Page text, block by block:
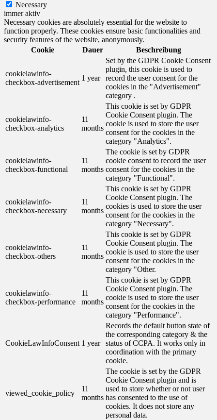
Necessary
immer aktiv
Necessary cookies are absolutely essential for the website to
function properly. These cookies ensure basic functionalities and
security features of the website, anonymously.
Cookie
Dauer Beschreibung
cookielawinfo-
checkbox-advertisement
1 year
Set by the GDPR Cookie Consent
plugin, this cookie is used to
record the user consent for the
cookies in the "Advertisement"
category .
cookielawinfo-
checkbox-analytics
11
months
This cookie is set by GDPR
Cookie Consent plugin. The
cookie is used to store the user
consent for the cookies in the
category "Analytics".
cookielawinfo-
checkbox-functional
11
months
The cookie is set by GDPR
cookie consent to record the user
consent for the cookies in the
category "Functional".
cookielawinfo-
checkbox-necessary
11
months
This cookie is set by GDPR
Cookie Consent plugin. The
cookies is used to store the user
consent for the cookies in the
category "Necessary".
cookielawinfo-
checkbox-others
11
months
This cookie is set by GDPR
Cookie Consent plugin. The
cookie is used to store the user
consent for the cookies in the
category "Other.
cookielawinfo-
checkbox-performance
11
months
This cookie is set by GDPR
Cookie Consent plugin. The
cookie is used to store the user
consent for the cookies in the
category "Performance".
CookieLawInfoConsent 1 year
Records the default button state of
the corresponding category & the
status of CCPA. It works only in
coordination with the primary
cookie.
viewed_cookie_policy
11
months
The cookie is set by the GDPR
Cookie Consent plugin and is
used to store whether or not user
has consented to the use of
cookies. It does not store any
personal data.